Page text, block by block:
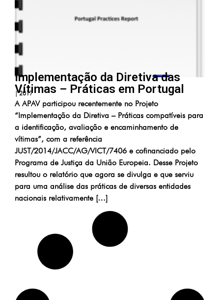
Implementação da Diretiva das
Vítimas – Práticas em Portugal
| 2017
A APAV participou recentemente no Projeto
“Implementação da Diretiva – Práticas compatíveis para
a identificação, avaliação e encaminhamento de
vítimas”, com a referência
JUST/2014/JACC/AG/VICT/7406 e cofinanciado pelo
Programa de Justiça da União Europeia. Desse Projeto
resultou o relatório que agora se divulga e que serviu
para uma análise das práticas de diversas entidades
nacionais relativamente […]